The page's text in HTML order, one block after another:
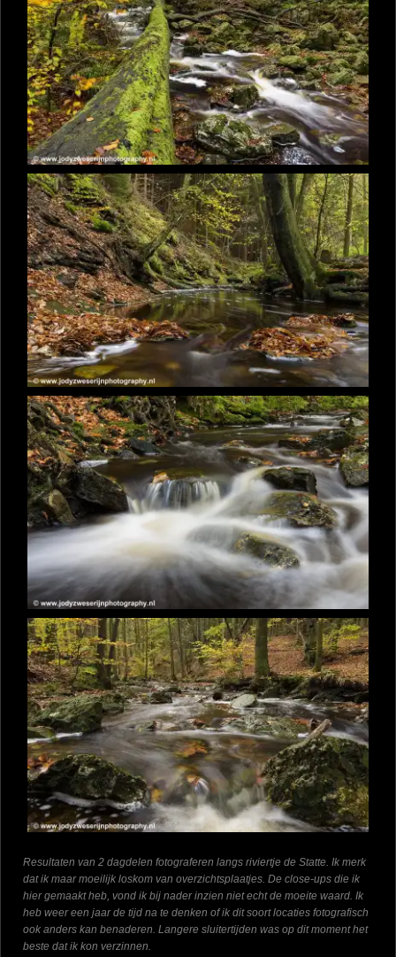
Resultaten van 2 dagdelen fotograferen langs riviertje de Statte. Ik merk
dat ik maar moeilijk loskom van overzichtsplaatjes. De close-ups die ik
hier gemaakt heb, vond ik bij nader inzien niet echt de moeite waard. Ik
heb weer een jaar de tijd na te denken of ik dit soort locaties fotografisch
ook anders kan benaderen. Langere sluitertijden was op dit moment het
beste dat ik kon verzinnen.